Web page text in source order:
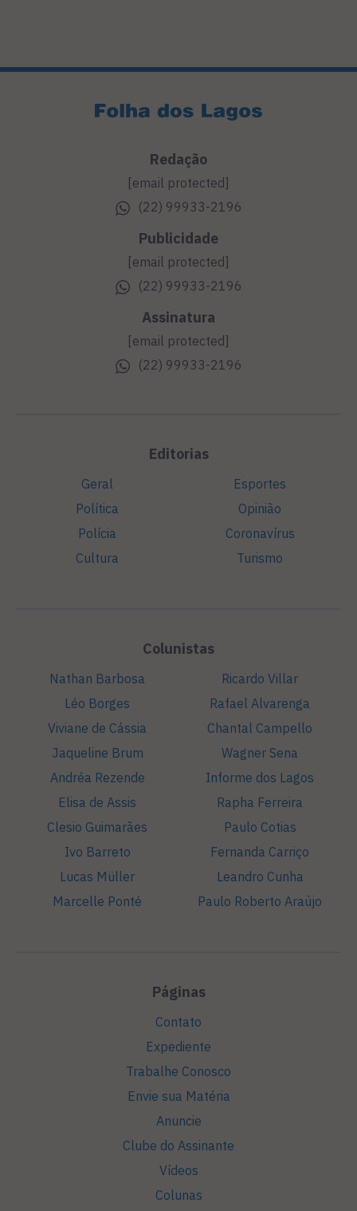
Redação
[email protected]
(22) 99933-2196
Publicidade
[email protected]
(22) 99933-2196
Assinatura
[email protected]
(22) 99933-2196
Editorias
Geral
Política
Polícia
Cultura
Esportes
Opinião
Coronavírus
Turismo
Colunistas
Nathan Barbosa
Léo Borges
Viviane de Cássia
Jaqueline Brum
Andréa Rezende
Elisa de Assis
Clesio Guimarães
Ivo Barreto
Lucas Müller
Marcelle Ponté
Ricardo Villar
Rafael Alvarenga
Chantal Campello
Wagner Sena
Informe dos Lagos
Rapha Ferreira
Paulo Cotias
Fernanda Carriço
Leandro Cunha
Paulo Roberto Araújo
Páginas
Contato
Expediente
Trabalhe Conosco
Envie sua Matéria
Anuncie
Clube do Assinante
Vídeos
Colunas